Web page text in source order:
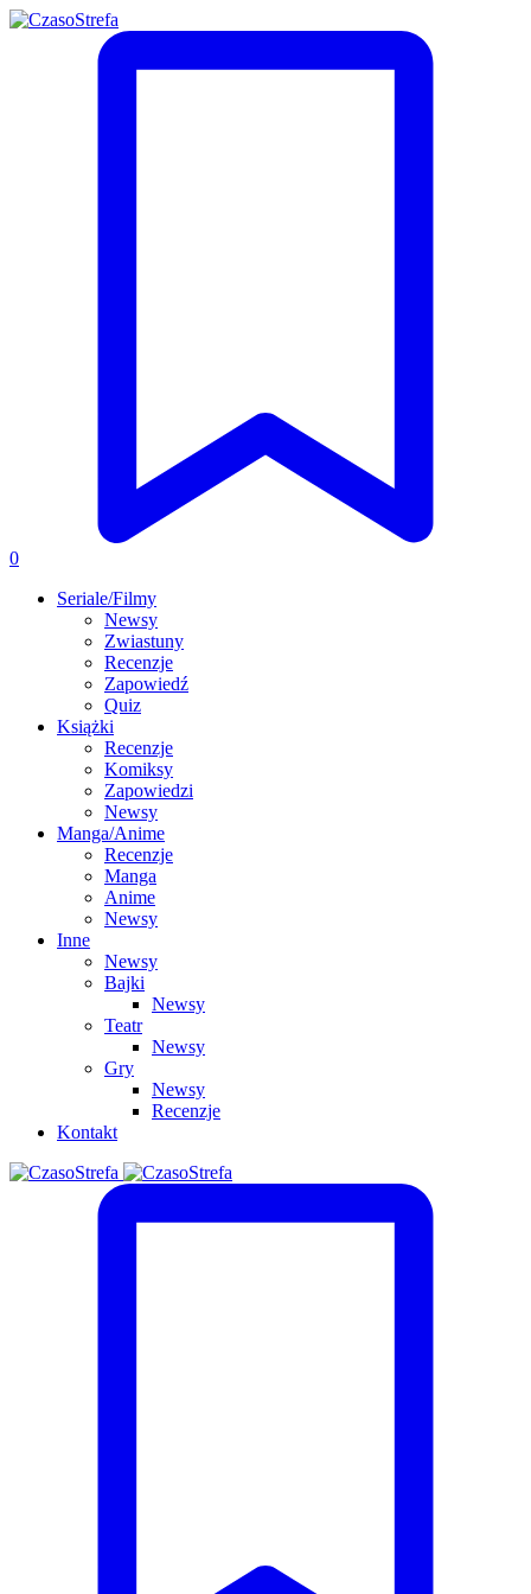
0
Seriale/Filmy
Newsy
Zwiastuny
Recenzje
Zapowiedź
Quiz
Książki
Recenzje
Komiksy
Zapowiedzi
Newsy
Manga/Anime
Recenzje
Manga
Anime
Newsy
Inne
Newsy
Bajki
Newsy
Teatr
Newsy
Gry
Newsy
Recenzje
Kontakt